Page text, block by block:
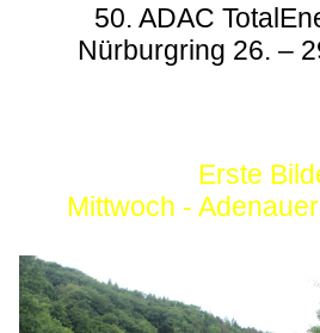
50. ADAC
Nürburgring 26. –
Erste
Mittwoch -